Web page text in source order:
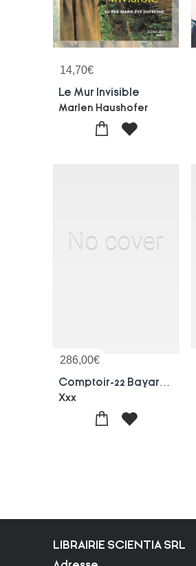
14,70€
Le Mur Invisible
Marlen Haushofer
286,00€
Xxx
LIBRAIRIE SCIENTIA SRL